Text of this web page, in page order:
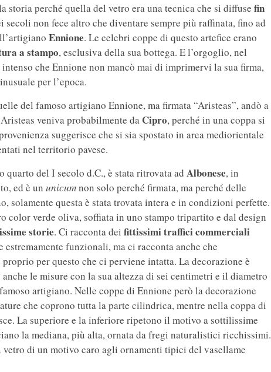
storia perché quella del vetro era una tecnica che si diffuse fin
secoli non fece altro che diventare sempre più raffinata, fino ad
Ennione. Le celebri coppe di questo artefice erano
a stampo, esclusiva della sua bottega. E l’orgoglio, nel
che Ennione non mancò mai di imprimervi la sua firma,
per l’epoca.
del famoso artigiano Ennione, ma firmata “Aristeas”, andò a
veniva probabilmente da Cipro, perché in una coppa si
suggerisce che si sia spostato in area mediorientale
nel territorio pavese.
del I secolo d.C., è stata ritrovata ad Albonese, in
ed è un unicumnon solo perché firmata, ma perché delle
solamente questa è stata trovata intera e in condizioni perfette.
color verde oliva, soffiata in uno stampo tripartito e dal design
storie. Ci racconta dei fittissimi traffici commerciali
estremamente funzionali, ma ci racconta anche che
per questo che ci perviene intatta. La decorazione è
le misure con la sua altezza di sei centimetri e il diametro
artigiano. Nelle coppe di Ennione però la decorazione
che coprono tutta la parte cilindrica, mentre nella coppa di
La superiore e la inferiore ripetono il motivo a sottilissime
la mediana, più alta, ornata da fregi naturalistici ricchissimi.
di un motivo caro agli ornamenti tipici del vasellame